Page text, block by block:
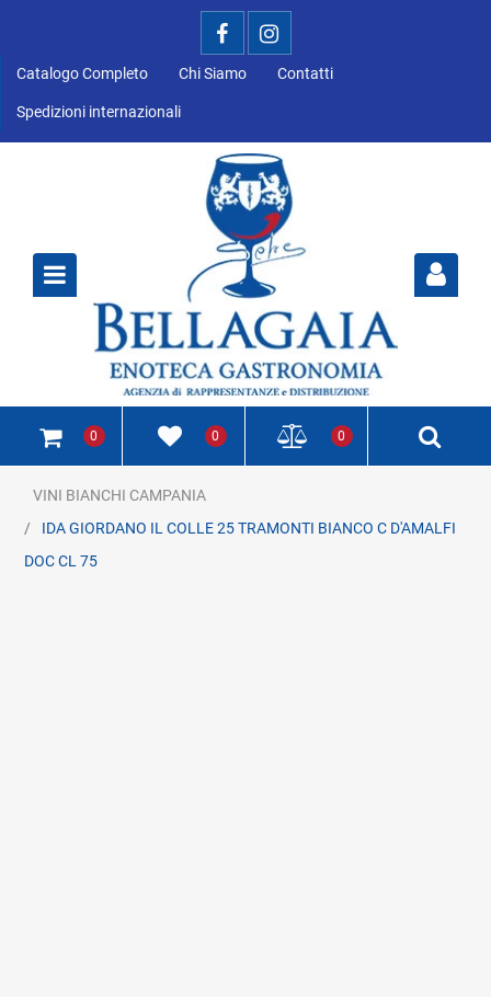
Catalogo Completo Chi Siamo Contatti
Spedizioni internazionali
0 0 0
VINI BIANCHI CAMPANIA
IDA GIORDANO IL COLLE 25 TRAMONTI BIANCO C D'AMALFI
DOC CL 75